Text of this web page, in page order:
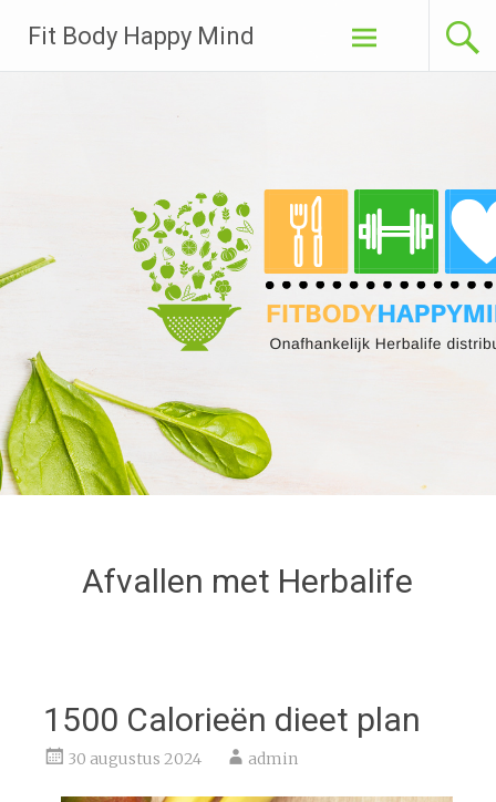
naar
de
Fit Body Happy Mind
Afvallen met Herbalife
1500 Calorieën dieet plan
30 augustus 2024 admin